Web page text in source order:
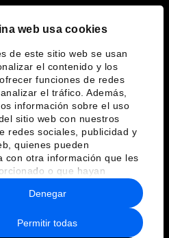
web usa cookies
de este sitio web se usan
el contenido y los
funciones de redes
el tráfico. Además,
información sobre el uso
sitio web con nuestros
redes sociales, publicidad y
quienes pueden
con otra información que les
o que hayan
partir del uso que haya
servicios.
Permitir todas
Denegar
y normas de uso
Sitemap